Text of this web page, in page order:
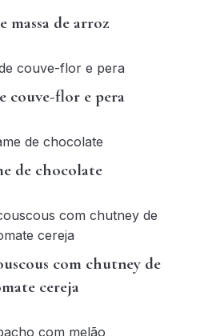
massa de arroz
couve-flor e pera
de chocolate
com chutney de
cereja